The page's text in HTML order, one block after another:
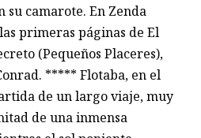
su camarote. En Zenda
primeras páginas de El
(Pequeños Placeres),
***** Flotaba, en el
de un largo viaje, muy
de una inmensa